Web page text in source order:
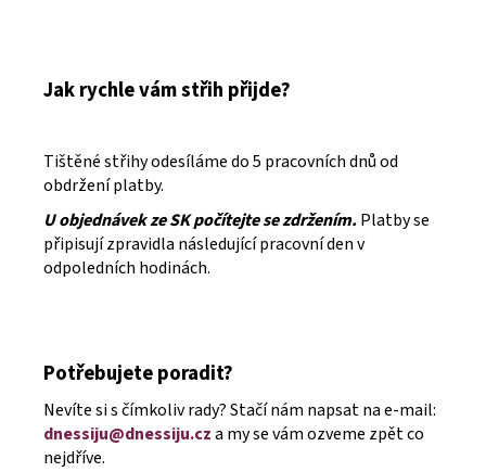
Jak rychle vám střih přijde?
Tištěné střihy odesíláme do 5 pracovních dnů od
obdržení platby.
U objednávek ze SK počítejte se zdržením.Platby se
připisují zpravidla následující pracovní den v
odpoledních hodinách.
Potřebujete poradit?
Nevíte si s čímkoliv rady? Stačí nám napsat na e-mail:
dnessiju@dnessiju.cza my se vám ozveme zpět co
nejdříve.